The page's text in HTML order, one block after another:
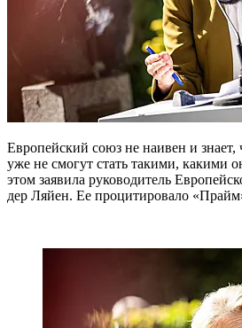
Европейский союз не наивен и
уже не смогут стать такими, какими
этом заявила руководитель
дер Ляйен. Ее процитировало